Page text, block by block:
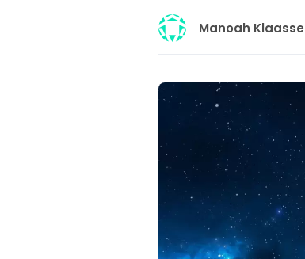
Manoah Klaasse